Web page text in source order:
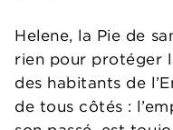
Helene, la Pie de
rien pour protéger
des habitants de
de tous côtés :